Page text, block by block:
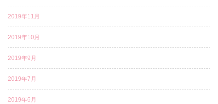
2019年11月
2019年10月
2019年9月
2019年7月
2019年6月